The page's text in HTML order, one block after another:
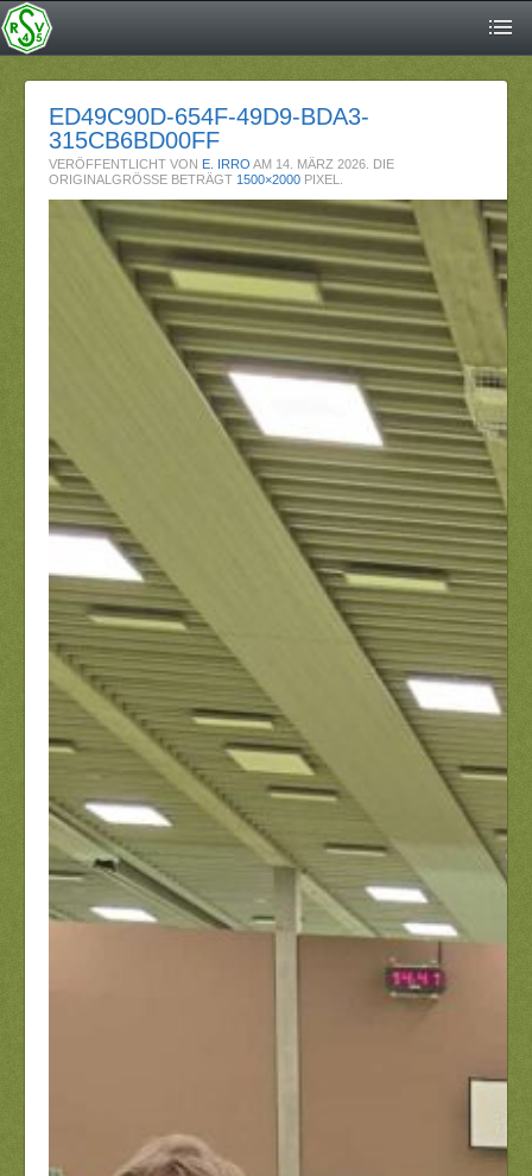
ED49C90D-654F-49D9-BDA3-
315CB6BD00FF
VERÖFFENTLICHT VON E. IRRO AM 14. MÄRZ 2026 . DIE
ORIGINALGRÖSSE BETRÄGT 1500×2000 PIXEL.